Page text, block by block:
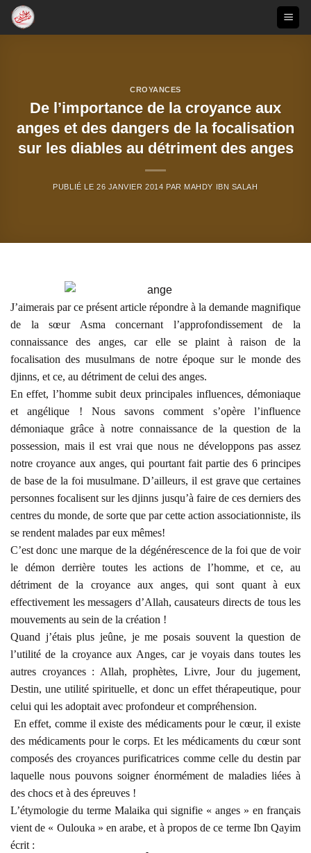
Passer
CROYANCES
De l’importance de la croyance aux
anges et des dangers de la focalisation
sur les diables au détriment des anges
PUBLIÉ LE 26 JANVIER 2014 PAR MAHDY IBN SALAH
J’aimerais par ce présent article répondre à la demande magnifique
de la sœur Asma concernant l’approfondissement de la
connaissance des anges, car elle se plaint à raison de la
focalisation des musulmans de notre époque sur le monde des
djinns, et ce, au détriment de celui des anges.
En effet, l’homme subit deux principales influences, démoniaque
et angélique ! Nous savons comment s’opère l’influence
démoniaque grâce à notre connaissance de la question de la
possession, mais il est vrai que nous ne développons pas assez
notre croyance aux anges, qui pourtant fait partie des 6 principes
de base de la foi musulmane. D’ailleurs, il est grave que certaines
personnes focalisent sur les djinns jusqu’à faire de ces derniers des
centres du monde, de sorte que par cette action associationniste, ils
se rendent malades par eux mêmes!
C’est donc une marque de la dégénérescence de la foi que de voir
le démon derrière toutes les actions de l’homme, et ce, au
détriment de la croyance aux anges, qui sont quant à eux
effectivement les messagers d’Allah, causateurs directs de tous les
mouvements au sein de la création !
Quand j’étais plus jeûne, je me posais souvent la question de
l’utilité de la croyance aux Anges, car je voyais dans toutes les
autres croyances : Allah, prophètes, Livre, Jour du jugement,
Destin, une utilité spirituelle, et donc un effet thérapeutique, pour
celui qui les adoptait avec profondeur et compréhension.
En effet, comme il existe des médicaments pour le cœur, il existe
des médicaments pour le corps. Et les médicaments du cœur sont
composés des croyances purificatrices comme celle du destin par
laquelle nous pouvons soigner énormément de maladies liées à
des chocs et à des épreuves !
L’étymologie du terme Malaika qui signifie « anges » en français
vient de « Oulouka » en arabe, et à propos de ce terme Ibn Qayim
écrit :